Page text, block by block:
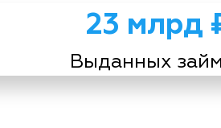
23 млрд
Выданных